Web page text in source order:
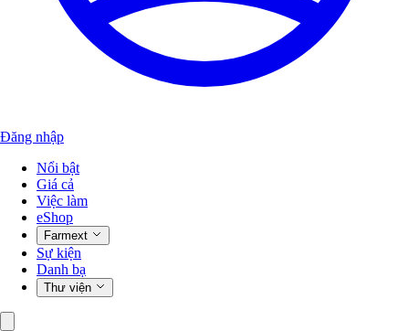
Đăng nhập
Nổi bật
Giá cả
Việc làm
eShop
Farmext
Sự kiện
Danh bạ
Thư viện